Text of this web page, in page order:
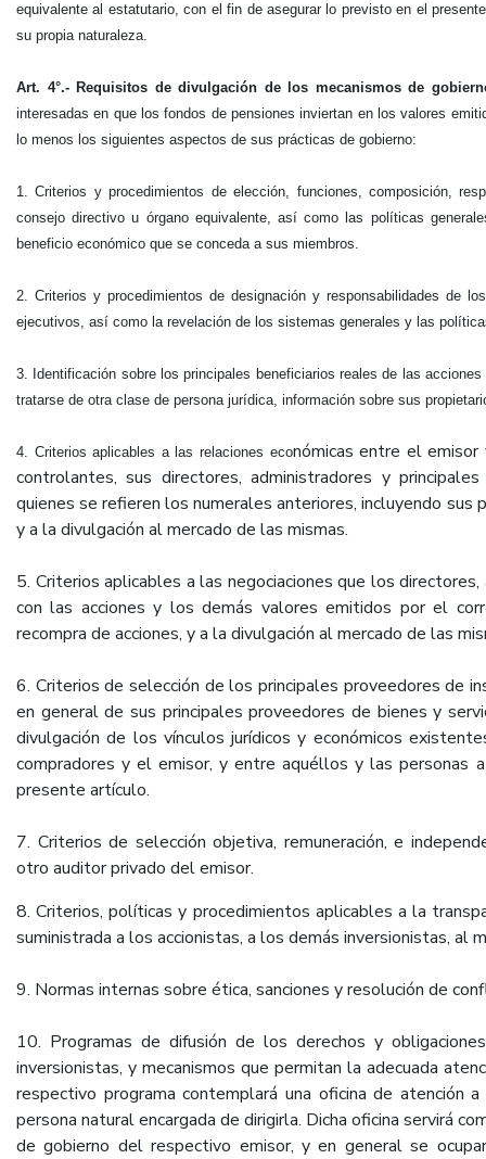
equivalente al estatutario, con el fin de asegurar lo previsto en el
su propia naturaleza.
Art. 4°.- Requisitos de divulgación de los mecanismos de
interesadas en que los fondos de pensiones inviertan en los valores
lo menos los siguientes aspectos de sus prácticas de gobierno:
1. Criterios y procedimientos de elección, funciones, composición,
consejo directivo u órgano equivalente, así como las políticas
beneficio económico que se conceda a sus miembros.
2. Criterios y procedimientos de designación y responsabilidades de
ejecutivos, así como la revelación de los sistemas generales y las
3. Identificación sobre los principales beneficiarios reales de las
tratarse de otra clase de persona jurídica, información sobre sus
4. Criterios aplicables a las relaciones económicas entre el
controlantes, sus directores, administradores y
quienes se refieren los numerales anteriores, incluyendo sus
y a la divulgación al mercado de las mismas.
5. Criterios aplicables a las negociaciones que los
con las acciones y los demás valores emitidos por el
recompra de acciones, y a la divulgación al mercado de las
6. Criterios de selección de los principales proveedores de
en general de sus principales proveedores de bienes y
divulgación de los vínculos jurídicos y económicos
compradores y el emisor, y entre aquéllos y las personas
presente artículo.
7. Criterios de selección objetiva, remuneración, e
otro auditor privado del emisor.
8. Criterios, políticas y procedimientos aplicables a la
suministrada a los accionistas, a los demás inversionistas, al
9. Normas internas sobre ética, sanciones y resolución de
10. Programas de difusión de los derechos y
inversionistas, y mecanismos que permitan la adecuada
respectivo programa contemplará una oficina de atención
persona natural encargada de dirigirla. Dicha oficina servirá
de gobierno del respectivo emisor, y en general se